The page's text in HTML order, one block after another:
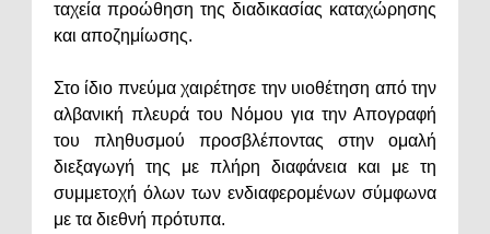
ταχεία προώθηση της διαδικασίας καταχώρησης
και αποζημίωσης.
Στο ίδιο πνεύμα χαιρέτησε την υιοθέτηση από την
αλβανική πλευρά του Νόμου για την Απογραφή
του πληθυσμού προσβλέποντας στην ομαλή
διεξαγωγή της με πλήρη διαφάνεια και με τη
συμμετοχή όλων των ενδιαφερομένων σύμφωνα
με τα διεθνή πρότυπα.